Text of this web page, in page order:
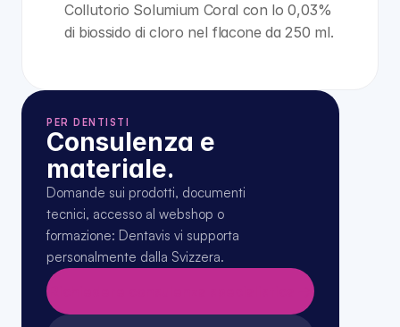
Collutorio Solumium Coral con lo 0,03%
di biossido di cloro nel flacone da 250 ml.
PER DENTISTI
Consulenza e
materiale.
Domande sui prodotti, documenti
tecnici, accesso al webshop o
formazione: Dentavis vi supporta
personalmente dalla Svizzera.